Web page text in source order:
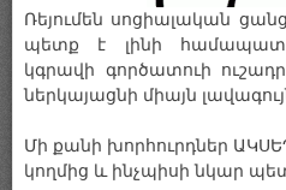
Ռեյումեն սոցիալական
պետք է լինի
կգրավի գործատուի
ներկայացնի միայն
Մի քանի խորհուրդներ
կողմից և ինչպիսի նկար